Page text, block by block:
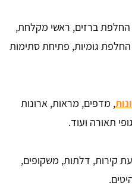
החלפת ברזים, ראשי מקלחת,
החלפת גומיות, פתיחת סתימות
, מדפים, מראות, ארונות
תאורה ועוד.
קירות, דלתות, משקופים,